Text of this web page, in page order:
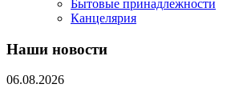
Бытовые принадлежности
Канцелярия
Наши новости
06.08.2026